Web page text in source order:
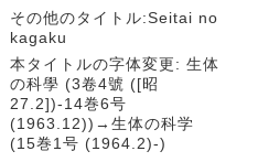
その他のタイトル:Seitai no
kagaku
本タイトルの字体変更: 生体
の科學 (3卷4號 ([昭
27.2])-14巻6号
(1963.12))→生体の科学
(15巻1号 (1964.2)-)